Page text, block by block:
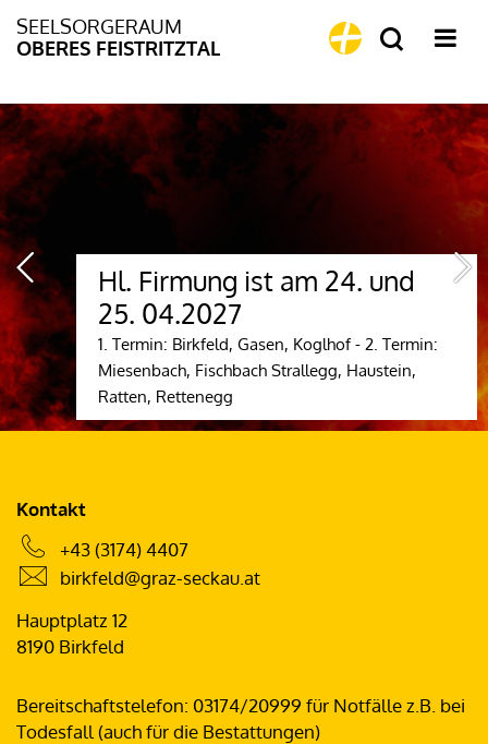
SEELSORGERAUM
OBERES FEISTRITZTAL
Hl. Firmung ist am 24. und
25. 04.2027
1. Termin: Birkfeld, Gasen, Koglhof - 2. Termin:
Miesenbach, Fischbach Strallegg, Haustein,
Ratten, Rettenegg
Kontakt
+43 (3174) 4407
birkfeld@graz-seckau.at
Hauptplatz 12
8190 Birkfeld
Bereitschaftstelefon: 03174/20999 für Notfälle z.B. bei
Todesfall (auch für die Bestattungen)